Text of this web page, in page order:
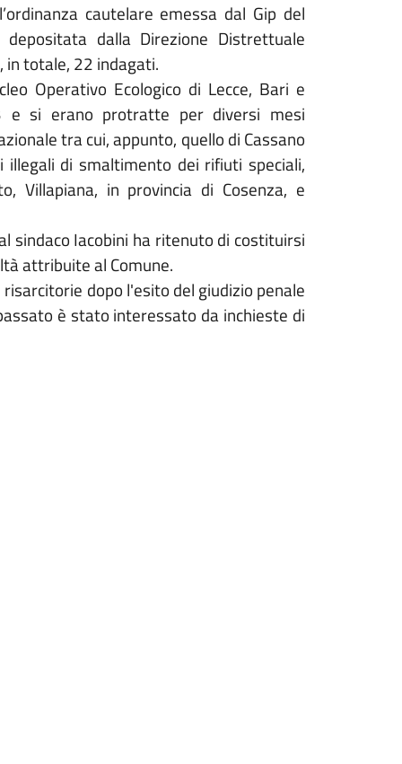
cautelare emessa dal Gip del
dalla Direzione Distrettuale
in totale, 22 indagati.
Operativo Ecologico di Lecce, Bari e
e si erano protratte per diversi mesi
tra cui, appunto, quello di Cassano
illegali di smaltimento dei rifiuti speciali,
Villapiana, in provincia di Cosenza, e
sindaco Iacobini ha ritenuto di costituirsi
attribuite al Comune.
dopo l'esito del giudizio penale
è stato interessato da inchieste di